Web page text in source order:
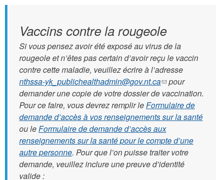
Vaccins contre la rougeole
Si vous pensez avoir été exposé au virus de la
rougeole et n’êtes pas certain d’avoir reçu le vaccin
contre cette maladie, veuillez écrire à l’adresse
nthssa-yk_publichealthadmin@gov.nt.ca(le
lien
envoie
un
courriel)
pour
demander une copie de votre dossier de vaccination.
Pour ce faire, vous devrez remplir leFormulaire de
demande d’accès à vos renseignements sur la santé
ou leFormulaire de demande d’accès aux
renseignements sur la santé pour le compte d’une
autre personne. Pour que l’on puisse traiter votre
demande, veuillez inclure une preuve d’identité
valide :